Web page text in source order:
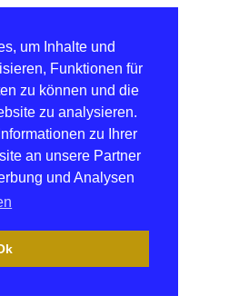
um Inhalte und
Funktionen für
zu können und die
zu analysieren.
zu Ihrer
an unsere Partner
und Analysen